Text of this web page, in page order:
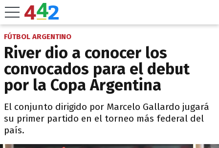
FÚTBOL ARGENTINO
River dio a conocer los
convocados para el debut
por la Copa Argentina
El conjunto dirigido por Marcelo Gallardo jugará
su primer partido en el torneo más federal del
país.